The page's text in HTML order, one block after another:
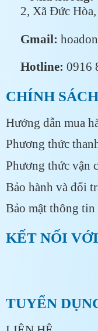
2, Xã Đức
Gmail:
Hotline: 0916
CHÍNH SÁCH
Hướng dẫn mua
Phương thức
Phương thức vận
Bảo hành và đổi
Bảo mật thông tin
KẾT NỐI
TUYỂN